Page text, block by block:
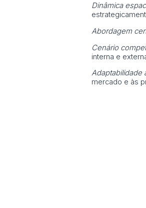
Dinâmica
Abordagem
Cenário
interna e
Adaptabilidade
mercado e às